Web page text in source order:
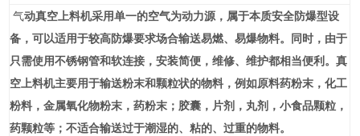
气动真空上料机采用单一的空气为动力源，属于本质安全防爆型设
备，可以适用于较高防爆要求场合输送易燃、易爆物料。同时，由于
只需使用不锈钢管和软连接，安装简便，维修、维护都相当便利。真
空上料机主要用于输送粉末和颗粒状的物料，例如原料药粉末，化工
粉料，金属氧化物粉末，药粉末；胶囊，片剂，丸剂，小食品颗粒，
药颗粒等；不适合输送过于潮湿的、粘的、过重的物料。